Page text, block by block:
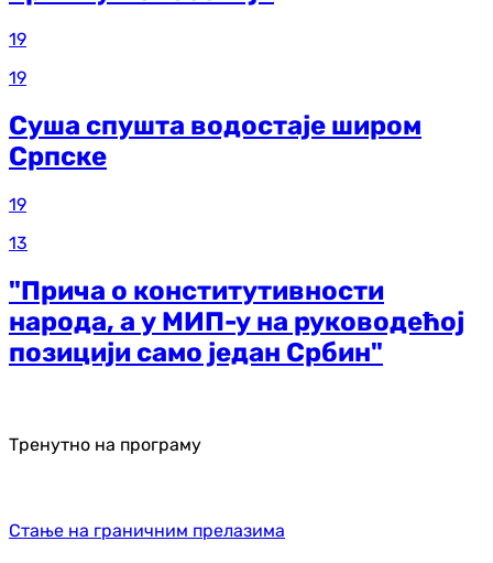
19
19
Суша спушта водостаје широм
Српске
19
13
"Прича о конститутивности
народа, а у МИП-у на руководећој
позицији само један Србин"
Тренутно на програму
Стање на граничним прелазима